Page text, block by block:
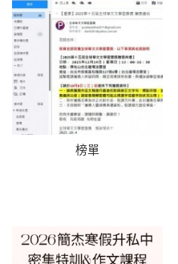
2026升私中小四小五班
星期三作敦化國小學區作文
榜單